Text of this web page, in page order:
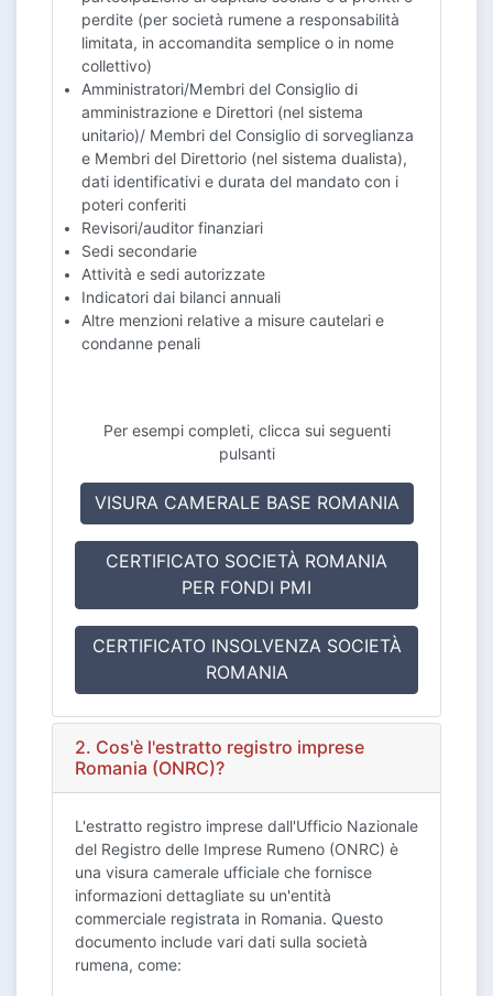
perdite (per società rumene a responsabilità
limitata, in accomandita semplice o in nome
collettivo)
Amministratori/Membri del Consiglio di
amministrazione e Direttori (nel sistema
unitario)/ Membri del Consiglio di sorveglianza
e Membri del Direttorio (nel sistema dualista),
dati identificativi e durata del mandato con i
poteri conferiti
Revisori/auditor finanziari
Sedi secondarie
Attività e sedi autorizzate
Indicatori dai bilanci annuali
Altre menzioni relative a misure cautelari e
condanne penali
Per esempi completi, clicca sui seguenti
pulsanti
VISURA CAMERALE BASE ROMANIA
CERTIFICATO SOCIETÀ ROMANIA
PER FONDI PMI
CERTIFICATO INSOLVENZA SOCIETÀ
ROMANIA
2. Cos'è l'estratto registro imprese
Romania (ONRC)?
L'estratto registro imprese dall'Ufficio Nazionale
del Registro delle Imprese Rumeno (ONRC) è
una visura camerale ufficiale che fornisce
informazioni dettagliate su un'entità
commerciale registrata in Romania. Questo
documento include vari dati sulla società
rumena, come: